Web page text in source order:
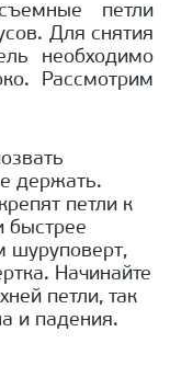
петли
Для снятия
необходимо
Рассмотрим
держать.
петли к
быстрее
шуруповерт,
Начинайте
петли, так
и падения.